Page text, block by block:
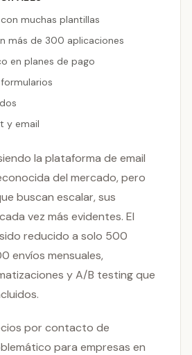
muchas plantillas
más de 300 aplicaciones
en planes de pago
y email
la plataforma de email
del mercado, pero
buscan escalar, sus
vez más evidentes. El
reducido a solo 500
envíos mensuales,
y A/B testing que
por contacto de
para empresas en